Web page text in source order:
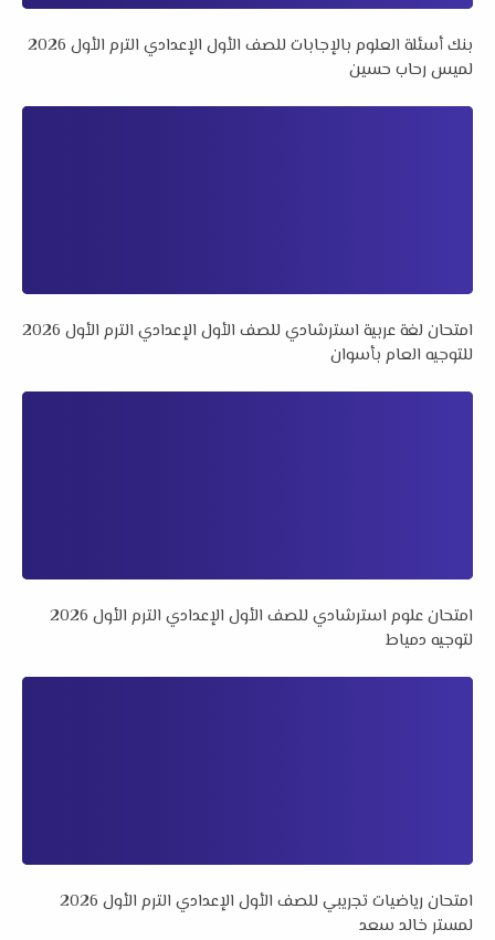
بنك أسئلة العلوم بالإجابات للصف الأول الإعدادي الترم الأول 2026
لميس رحاب حسين
امتحان لغة عربية استرشادي للصف الأول الإعدادي الترم الأول 2026
للتوجيه العام بأسوان
امتحان علوم استرشادي للصف الأول الإعدادي الترم الأول 2026
لتوجيه دمياط
امتحان رياضيات تجريبي للصف الأول الإعدادي الترم الأول 2026
لمستر خالد سعد